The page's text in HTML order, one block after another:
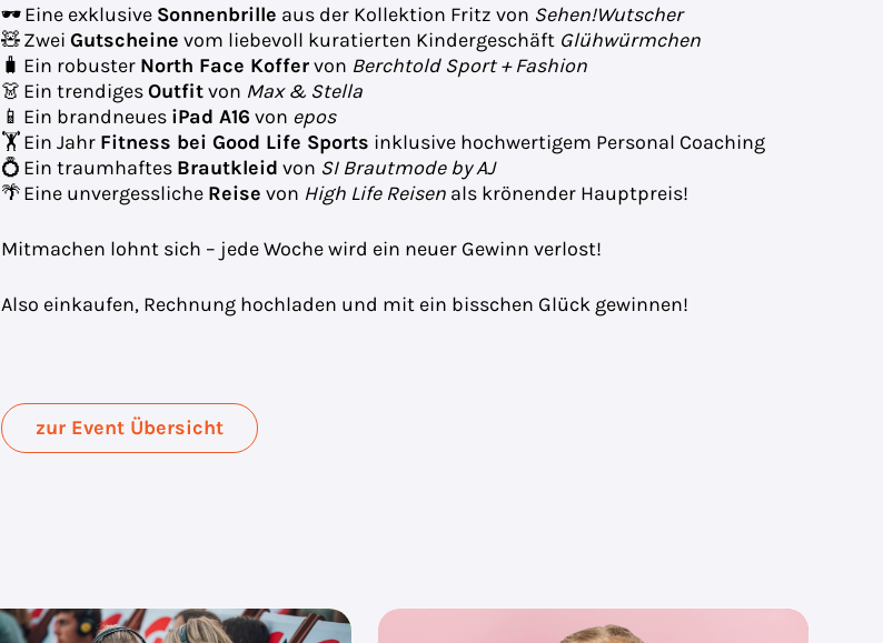
🕶️ Eine exklusive Sonnenbrille aus der Kollektion Fritz von Sehen!Wutscher
🧸 ZweiGutscheine vom liebevoll kuratierten Kindergeschäft Glühwürmchen
🧳 Ein robuster North Face Koffervon Berchtold Sport + Fashion
👗 Ein trendigesOutfitvon Max & Stella
📱 Ein brandneues iPad A16 von epos
🏋️ Ein Jahr Fitness bei Good Life Sports inklusive hochwertigem Personal Coaching
💍 Ein traumhaftes Brautkleid von SI Brautmode by AJ
🌴 Eine unvergessliche Reise von High Life Reisen als krönender Hauptpreis!
Mitmachen lohnt sich – jede Woche wird ein neuer Gewinn verlost!
Also einkaufen, Rechnung hochladen und mit ein bisschen Glück gewinnen!
zur Event Übersicht